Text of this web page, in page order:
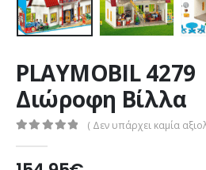
PLAYMOBIL 4279
Διώροφη Βίλλα
( Δεν υπάρχει καμία